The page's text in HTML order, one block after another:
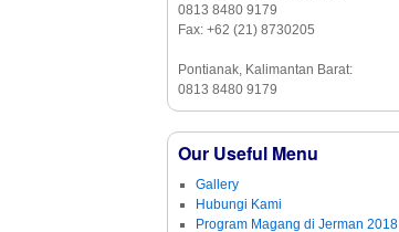
0813 8480 9179
Fax: +62 (21) 8730205
Pontianak, Kalimantan Barat:
0813 8480 9179
Our Useful Menu
Gallery
Hubungi Kami
Program Magang di Jerman 2018